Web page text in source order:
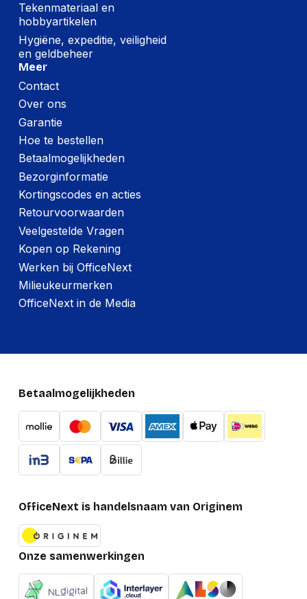
Tekenmateriaal en
hobbyartikelen
Hygiëne, expeditie, veiligheid
en geldbeheer
Meer
Contact
Over ons
Garantie
Hoe te bestellen
Betaalmogelijkheden
Bezorginformatie
Kortingscodes en acties
Retourvoorwaarden
Veelgestelde Vragen
Kopen op Rekening
Werken bij OfficeNext
Milieukeurmerken
OfficeNext in de Media
Betaalmogelijkheden
OfficeNext is handelsnaam van Originem
Onze samenwerkingen